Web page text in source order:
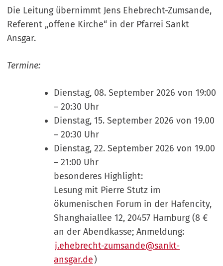
Die Leitung übernimmt Jens Ehebrecht-Zumsande,
Referent „offene Kirche“ in der Pfarrei Sankt
Ansgar.
Termine:
Dienstag, 08. September 2026 von 19:00
– 20:30 Uhr
Dienstag, 15. September 2026 von 19.00
– 20:30 Uhr
Dienstag, 22. September 2026 von 19.00
– 21:00 Uhr
besonderes Highlight:
Lesung mit Pierre Stutz im
ökumenischen Forum in der Hafencity,
Shanghaiallee 12, 20457 Hamburg (8 €
an der Abendkasse; Anmeldung:
j.ehebrecht-zumsande@sankt-
ansgar.de)